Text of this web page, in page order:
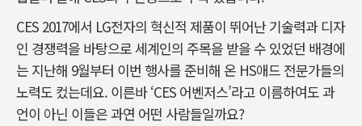
CES 2017에서 LG전자의 혁신적 제품이 뛰어난 기술력과 디자
인 경쟁력을 바탕으로 세계인의 주목을 받을 수 있었던 배경에
는 지난해 9월부터 이번 행사를 준비해 온 HS애드 전문가들의
노력도 컸는데요. 이른바 ‘CES 어벤저스’라고 이름하여도 과
언이 아닌 이들은 과연 어떤 사람들일까요?